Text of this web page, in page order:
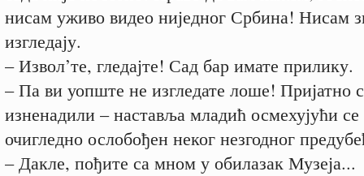
нисам уживо видео ниједног Србина! Нисам
изгледају.
– Извол’те, гледајте! Сад бар имате прилику.
– Па ви уопште не изгледате лоше! Пријатно
изненадили – наставља младић осмехујући
очигледно ослобођен неког незгодног
– Дакле, пођите са мном у обилазак Музеја...